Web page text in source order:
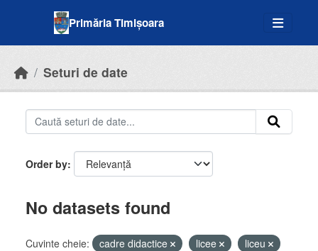
Primăria Timișoara
Seturi de date
Order by
No datasets found
Cuvinte cheie: cadre didactice licee
liceu